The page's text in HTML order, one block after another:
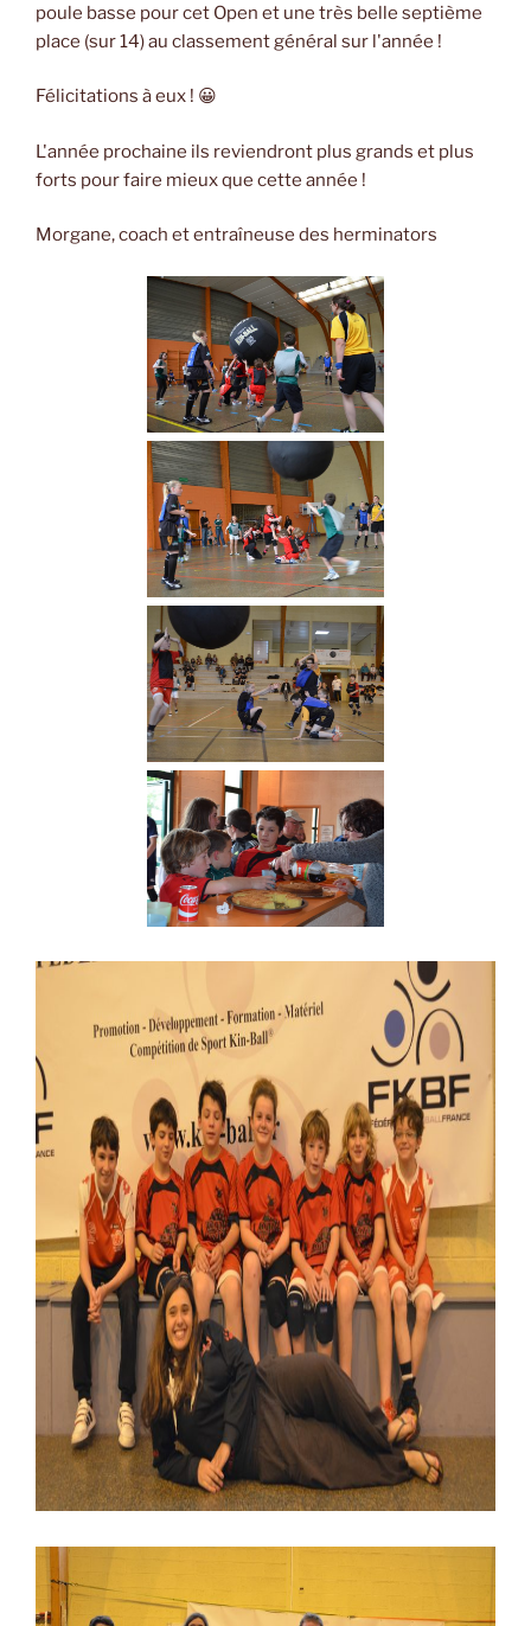
poule basse pour cet Open et une très belle septième
place (sur 14) au classement général sur l'année !
Félicitations à eux ! 😀
L'année prochaine ils reviendront plus grands et plus
forts pour faire mieux que cette année !
Morgane, coach et entraîneuse des herminators